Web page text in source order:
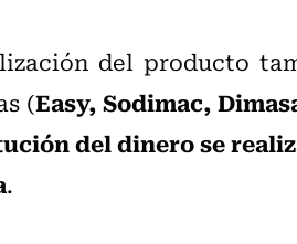
del producto
(Easy, Sodimac,
del dinero se
.